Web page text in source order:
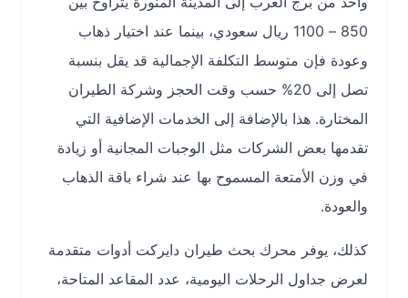
850 – 1100 ريال سعودي، بينما عند اختيار ذهاب
وعودة فإن متوسط التكلفة الإجمالية قد يقل بنسبة
تصل إلى 20% حسب وقت الحجز وشركة الطيران
المختارة. هذا بالإضافة إلى الخدمات الإضافية التي
تقدمها بعض الشركات مثل الوجبات المجانية أو زيادة
في وزن الأمتعة المسموح بها عند شراء باقة الذهاب
والعودة.
كذلك، يوفر محرك بحث طيران دايركت أدوات متقدمة
لعرض جداول الرحلات اليومية، عدد المقاعد المتاحة،